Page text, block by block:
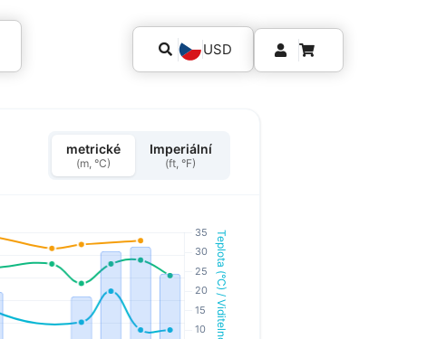
USD
metrické
(m, °C)
Imperiální
(ft, °F)